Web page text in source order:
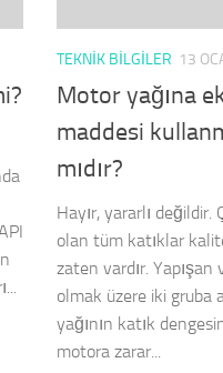
TEKNIK BILGILER 13
Motor yağına
maddesi
mıdır?
Hayır, yararlı
olan tüm katıklar
zaten vardır. Yapışan
olmak üzere iki gruba
yağının katık
motora zarar...